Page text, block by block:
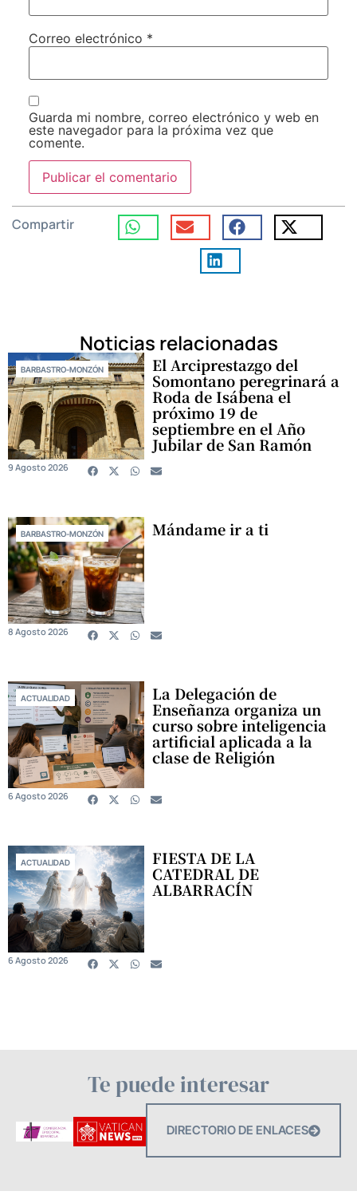
Correo electrónico *
Guarda mi nombre, correo electrónico y web en
este navegador para la próxima vez que
comente.
Compartir
Noticias relacionadas
BARBASTRO-MONZÓN El Arciprestazgo del
Somontano peregrinará a
Roda de Isábena el
próximo 19 de
septiembre en el Año
Jubilar de San Ramón
9 Agosto 2026
BARBASTRO-MONZÓN Mándame ir a ti
8 Agosto 2026
ACTUALIDAD La Delegación de
Enseñanza organiza un
curso sobre inteligencia
artificial aplicada a la
clase de Religión
6 Agosto 2026
ACTUALIDAD FIESTA DE LA
CATEDRAL DE
ALBARRACÍN
6 Agosto 2026
Te puede interesar
DIRECTORIO DE ENLACES